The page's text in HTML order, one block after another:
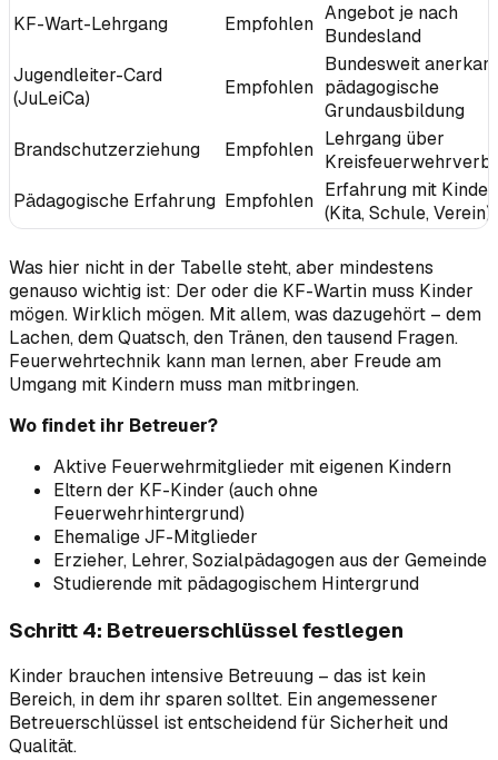
KF-Wart-Lehrgang
Empfohlen Angebot je nach
Bundesland
Jugendleiter-Card
(JuLeiCa)
Empfohlen
Bundesweit
pädagogische
Grundausbildung
Brandschutzerziehung
Empfohlen Lehrgang über
Pädagogische Erfahrung Empfohlen Erfahrung mit
(Kita, Schule, Verein)
Was hier nicht in der Tabelle steht, aber mindestens
genauso wichtig ist: Der oder die KF-Wartin muss Kinder
mögen. Wirklich mögen. Mit allem, was dazugehört – dem
Lachen, dem Quatsch, den Tränen, den tausend Fragen.
Feuerwehrtechnik kann man lernen, aber Freude am
Umgang mit Kindern muss man mitbringen.
Wo findet ihr Betreuer?
Aktive Feuerwehrmitglieder mit eigenen Kindern
Eltern der KF-Kinder (auch ohne
Feuerwehrhintergrund)
Ehemalige JF-Mitglieder
Erzieher, Lehrer, Sozialpädagogen aus der Gemeinde
Studierende mit pädagogischem Hintergrund
Schritt 4: Betreuerschlüssel festlegen
Kinder brauchen intensive Betreuung – das ist kein
Bereich, in dem ihr sparen solltet. Ein angemessener
Betreuerschlüssel ist entscheidend für Sicherheit und
Qualität.